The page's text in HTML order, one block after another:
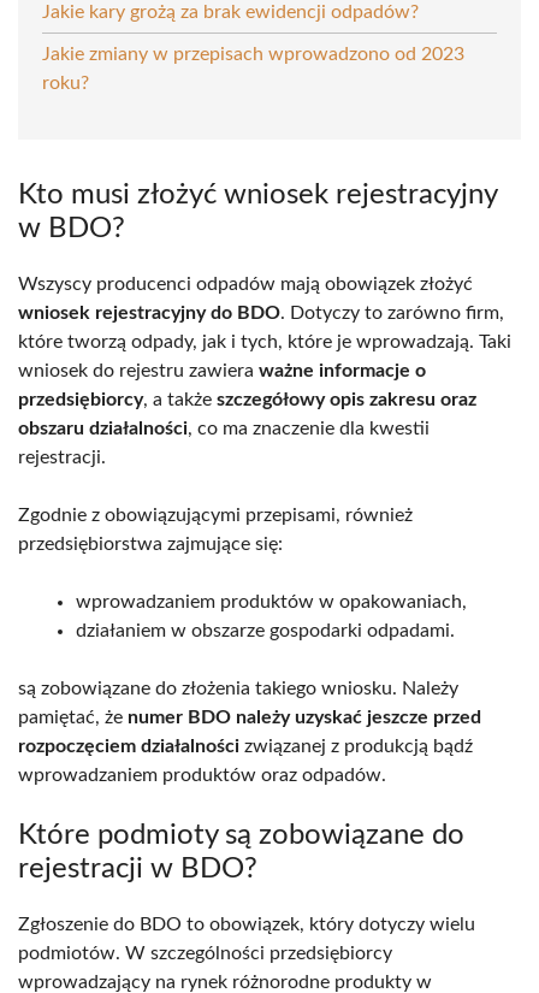
Jakie kary grożą za brak ewidencji odpadów?
Jakie zmiany w przepisach wprowadzono od 2023
roku?
Kto musi złożyć wniosek rejestracyjny
w BDO?
Wszyscy producenci odpadów mają obowiązek złożyć
wniosek rejestracyjny do BDO. Dotyczy to zarówno firm,
które tworzą odpady, jak i tych, które je wprowadzają. Taki
wniosek do rejestru zawiera ważne informacje o
przedsiębiorcy, a także szczegółowy opis zakresu oraz
obszaru działalności, co ma znaczenie dla kwestii
rejestracji.
Zgodnie z obowiązującymi przepisami, również
przedsiębiorstwa zajmujące się:
wprowadzaniem produktów w opakowaniach,
działaniem w obszarze gospodarki odpadami.
są zobowiązane do złożenia takiego wniosku. Należy
pamiętać, że numer BDO należy uzyskać jeszcze przed
rozpoczęciem działalności związanej z produkcją bądź
wprowadzaniem produktów oraz odpadów.
Które podmioty są zobowiązane do
rejestracji w BDO?
Zgłoszenie do BDO to obowiązek, który dotyczy wielu
podmiotów. W szczególności przedsiębiorcy
wprowadzający na rynek różnorodne produkty w